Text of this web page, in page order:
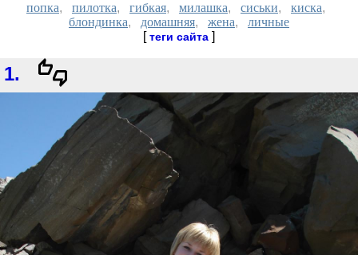
попка, пилотка, гибкая, милашка, сиськи, киска,
блондинка, домашняя, жена, личные
[теги сайта ]
1.